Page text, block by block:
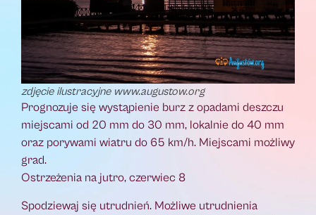
zdjęcie ilustracyjne www.augustow.org
Prognozuje się wystąpienie burz z opadami deszczu
miejscami od 20 mm do 30 mm, lokalnie do 40 mm
oraz porywami wiatru do 65 km/h. Miejscami możliwy
grad.
Ostrzeżenia na jutro, czerwiec 8
Spodziewaj się utrudnień. Możliwe utrudnienia